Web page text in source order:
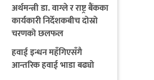
अर्थमन्त्री डा. वाग्ले र राष्ट्र बैंकका
कार्यकारी निर्देशकबीच दोस्रो
चरणको छलफल
हवाई इन्धन महँगिएसँगै
आन्तरिक हवाई भाडा बढ्यो